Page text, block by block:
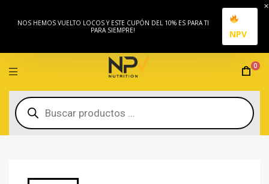
NOS HEMOS VUELTO LOCOS Y ESTE CUPÓN DEL 10% ES PARA TI
PARA SIEMPRE!
NPV
0